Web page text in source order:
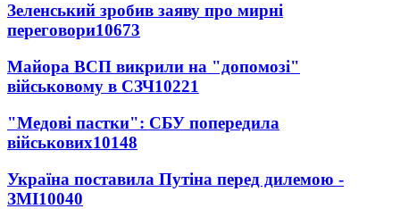
Зеленський зробив заяву про мирні
переговори10673
Майора ВСП викрили на "допомозі"
військовому в СЗЧ10221
"Медові пастки": СБУ попередила
військових10148
Україна поставила Путіна перед дилемою -
ЗМІ10040